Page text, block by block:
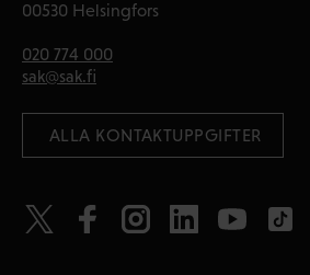
00530 Helsingfors
020 774 000
sak@sak.fi
ALLA KONTAKTUPPGIFTER